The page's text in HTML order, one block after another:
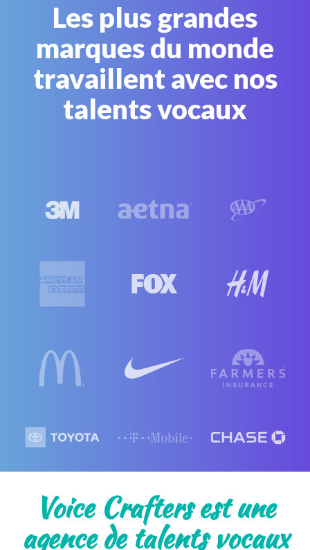
Les plus grandes
marques du monde
travaillent avec nos
talents vocaux
Voice Crafters est une
agence de talents vocaux